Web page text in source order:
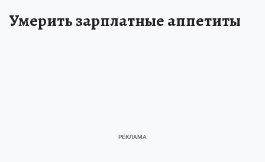
Умерить зарплатные аппетиты